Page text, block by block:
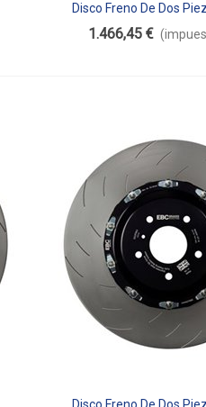
Añadir Al Carrito
Disco Freno De Dos
Flotante
1.466,45 €
Añadir Al Carrito